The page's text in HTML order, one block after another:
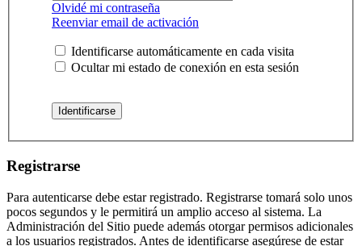
Olvidé mi contraseña
Reenviar email de activación
Identificarse automáticamente en cada visita
Ocultar mi estado de conexión en esta sesión
Registrarse
Para autenticarse debe estar registrado. Registrarse tomará solo unos
pocos segundos y le permitirá un amplio acceso al sistema. La
Administración del Sitio puede además otorgar permisos adicionales
a los usuarios registrados. Antes de identificarse asegúrese de estar